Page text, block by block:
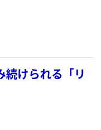
続けられる「リ